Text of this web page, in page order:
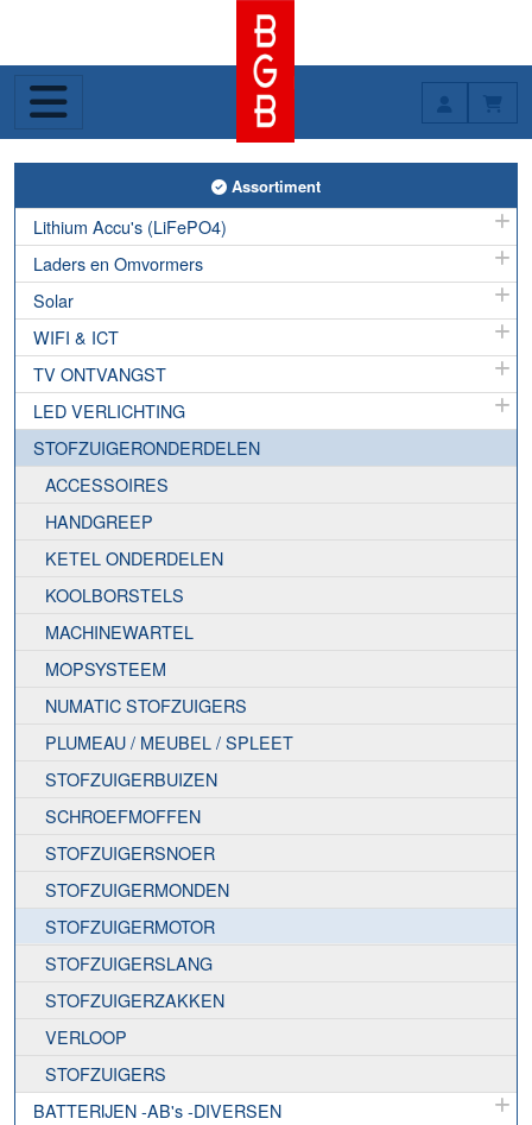
Toggle Assortiment
Assortiment
Lithium Accu's (LiFePO4)
Laders en Omvormers
Solar
WIFI & ICT
TV ONTVANGST
LED VERLICHTING
STOFZUIGERONDERDELEN
ACCESSOIRES
HANDGREEP
KETEL ONDERDELEN
KOOLBORSTELS
MACHINEWARTEL
MOPSYSTEEM
NUMATIC STOFZUIGERS
PLUMEAU / MEUBEL / SPLEET
STOFZUIGERBUIZEN
SCHROEFMOFFEN
STOFZUIGERSNOER
STOFZUIGERMONDEN
STOFZUIGERMOTOR
STOFZUIGERSLANG
STOFZUIGERZAKKEN
VERLOOP
STOFZUIGERS
BATTERIJEN -AB's -DIVERSEN